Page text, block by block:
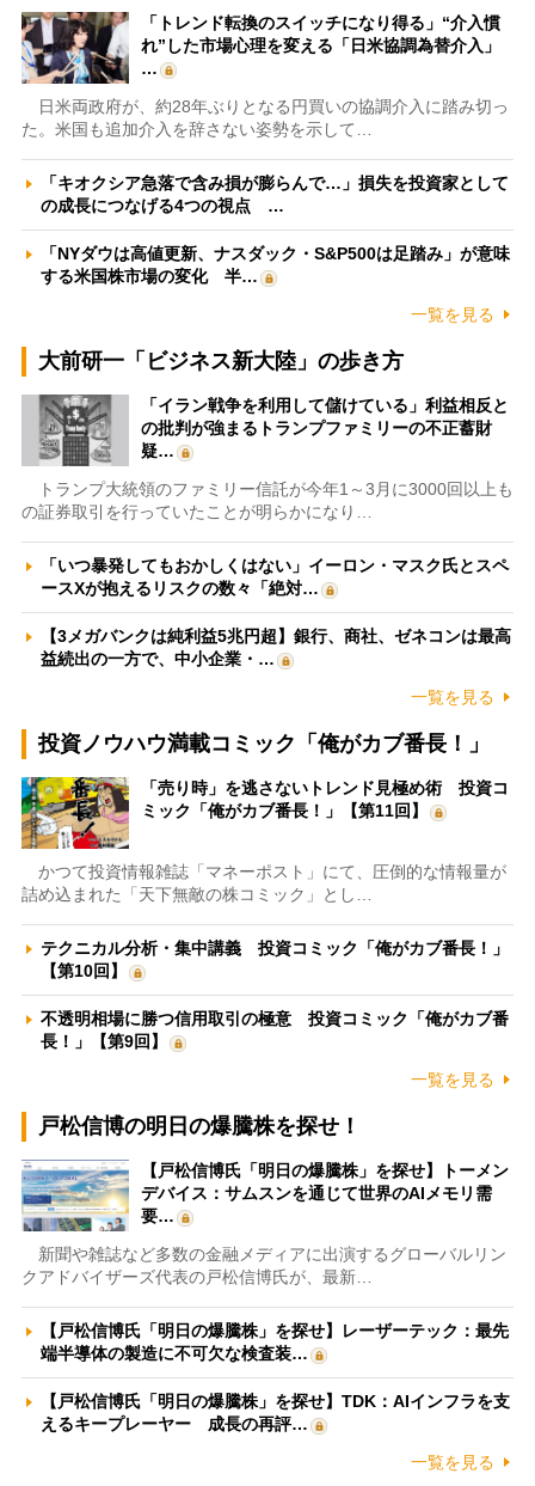
「トレンド転換のスイッチになり得る」“介入慣
れ”した市場心理を変える「日米協調為替介入」
…
日米両政府が、約28年ぶりとなる円買いの協調介入に踏み切っ
た。米国も追加介入を辞さない姿勢を示して…
「キオクシア急落で含み損が膨らんで…」損失を投資家として
の成長につなげる4つの視点 …
「NYダウは高値更新、ナスダック・S&P500は足踏み」が意味
する米国株市場の変化 半…
一覧を見る
大前研一「ビジネス新大陸」の歩き方
「イラン戦争を利用して儲けている」利益相反と
の批判が強まるトランプファミリーの不正蓄財
疑…
トランプ大統領のファミリー信託が今年1～3月に3000回以上も
の証券取引を行っていたことが明らかになり…
「いつ暴発してもおかしくはない」イーロン・マスク氏とスペ
ースXが抱えるリスクの数々「絶対…
【3メガバンクは純利益5兆円超】銀行、商社、ゼネコンは最高
益続出の一方で、中小企業・…
一覧を見る
投資ノウハウ満載コミック「俺がカブ番長！」
「売り時」を逃さないトレンド見極め術 投資コ
ミック「俺がカブ番長！」【第11回】
かつて投資情報雑誌「マネーポスト」にて、圧倒的な情報量が
詰め込まれた「天下無敵の株コミック」とし…
テクニカル分析・集中講義 投資コミック「俺がカブ番長！」
【第10回】
不透明相場に勝つ信用取引の極意 投資コミック「俺がカブ番
長！」【第9回】
一覧を見る
戸松信博の明日の爆騰株を探せ！
【戸松信博氏「明日の爆騰株」を探せ】トーメン
デバイス：サムスンを通じて世界のAIメモリ需
要…
新聞や雑誌など多数の金融メディアに出演するグローバルリン
クアドバイザーズ代表の戸松信博氏が、最新…
【戸松信博氏「明日の爆騰株」を探せ】レーザーテック：最先
端半導体の製造に不可欠な検査装…
【戸松信博氏「明日の爆騰株」を探せ】TDK：AIインフラを支
えるキープレーヤー 成長の再評…
一覧を見る